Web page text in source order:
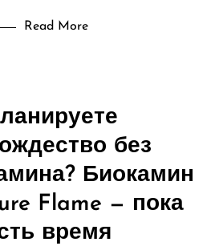
Read More
без
Биокамин
Flame — пока
время